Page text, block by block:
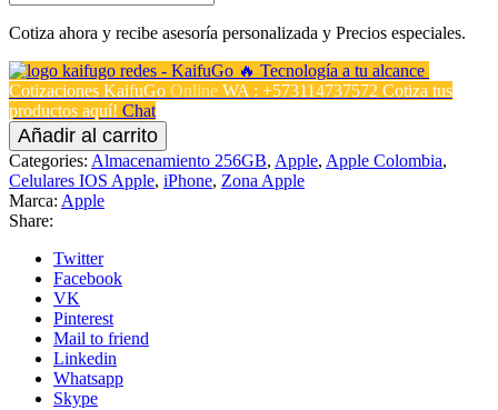
Cotiza ahora y recibe asesoría personalizada y Precios especiales.
Cotizaciones KaifuGo Online WA : +573114737572 Cotiza tus
productos aquí! Chat
Añadir al carrito
Categories: Almacenamiento 256GB, Apple, Apple Colombia,
Celulares IOS Apple, iPhone, Zona Apple
Marca: Apple
Share:
Twitter
Facebook
VK
Pinterest
Mail to friend
Linkedin
Whatsapp
Skype